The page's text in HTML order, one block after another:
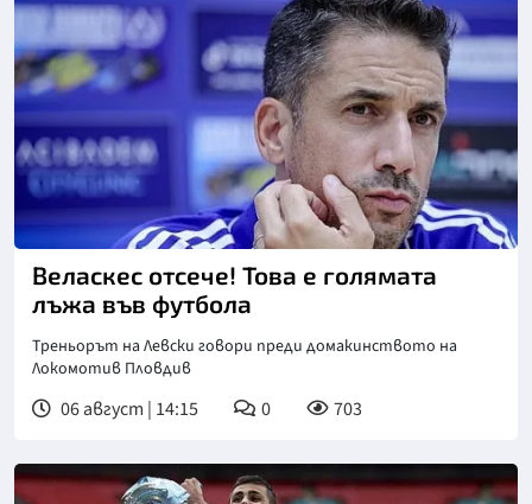
Веласкес отсече! Това е голямата
лъжа във футбола
Треньорът на Левски говори преди домакинството на
Локомотив Пловдив
06 август | 14:15 0 703